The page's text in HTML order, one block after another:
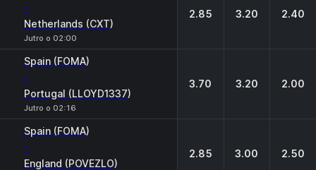
-
Netherlands (CXT)
Jutro o 02:00
2.85 3.20 2.40
Spain (FOMA)
-
Portugal (LLOYD1337)
Jutro o 02:16
3.70 3.20 2.00
Spain (FOMA)
-
England (POVEZLO)
2.85 3.00 2.50